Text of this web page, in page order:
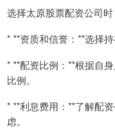
选择太原股票配资公司
* **资质和信誉：**选择
* **配资比例：**根据自
比例。
* **利息费用：**了解配
虑。